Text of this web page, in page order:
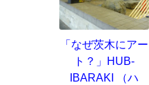
「なぜ茨木にアー
ト？」HUB-
IBARAKI （ハ